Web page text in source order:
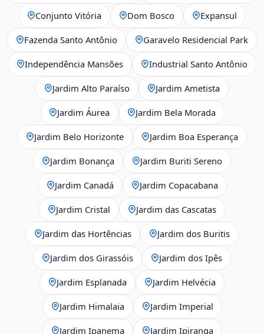
Conjunto Vitória Dom Bosco Expansul
Fazenda Santo Antônio Garavelo Residencial Park
Independência Mansões Industrial Santo Antônio
Jardim Alto Paraíso Jardim Ametista
Jardim Áurea Jardim Bela Morada
Jardim Belo Horizonte Jardim Boa Esperança
Jardim Bonança Jardim Buriti Sereno
Jardim Canadá Jardim Copacabana
Jardim Cristal Jardim das Cascatas
Jardim das Hortências Jardim dos Buritis
Jardim dos Girassóis Jardim dos Ipês
Jardim Esplanada Jardim Helvécia
Jardim Himalaia Jardim Imperial
Jardim Ipanema Jardim Ipiranga